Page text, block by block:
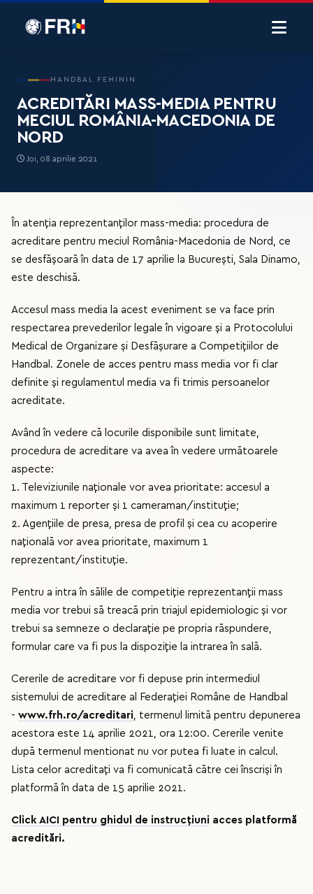
HANDBAL FEMININ
ACREDITĂRI MASS-MEDIA PENTRU
MECIUL ROMÂNIA-MACEDONIA DE
NORD
Joi, 08 aprilie 2021
În atenția reprezentanților mass-media: procedura de
acreditare pentru meciul România-Macedonia de Nord, ce
se desfășoară în data de 17 aprilie la București, Sala Dinamo,
este deschisă.
Accesul mass media la acest eveniment se va face prin
respectarea prevederilor legale în vigoare și a Protocolului
Medical de Organizare și Desfășurare a Competițiilor de
Handbal. Zonele de acces pentru mass media vor fi clar
definite și regulamentul media va fi trimis persoanelor
acreditate.
Având în vedere că locurile disponibile sunt limitate,
procedura de acreditare va avea în vedere următoarele
aspecte:
1. Televiziunile naționale vor avea prioritate: accesul a
maximum 1 reporter și 1 cameraman/instituție;
2. Agențiile de presa, presa de profil și cea cu acoperire
națională vor avea prioritate, maximum 1
reprezentant/instituție.
Pentru a intra în sălile de competiție reprezentanții mass
media vor trebui să treacă prin triajul epidemiologic și vor
trebui sa semneze o declarație pe propria răspundere,
formular care va fi pus la dispoziție la intrarea în sală.
Cererile de acreditare vor fi depuse prin intermediul
sistemului de acreditare al Federației Române de Handbal
- www.frh.ro/acreditari, termenul limită pentru depunerea
acestora este 14 aprilie 2021, ora 12:00. Cererile venite
după termenul mentionat nu vor putea fi luate in calcul.
Lista celor acreditați va fi comunicată către cei înscriși în
platformă în data de 15 aprilie 2021.
Click AICI pentru ghidul de instrucțiuni acces platformă
acreditări.